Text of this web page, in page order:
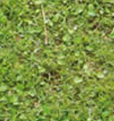
同窓会
お問い合わせ
資料請求
プライバシーポリシー